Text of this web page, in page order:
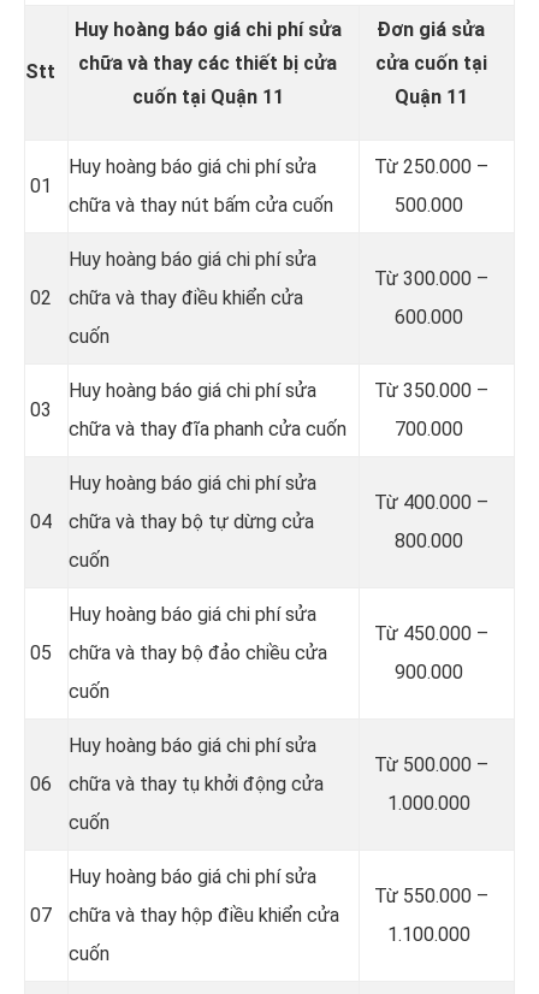
Stt
Huy hoàng báo giá chi phí sửa
chữa và thay các thiết bị cửa
cuốn tại Quận 11
Đơn giá sửa
cửa cuốn tại
Quận 11
01
Huy hoàng báo giá chi phí sửa
chữa và thay nút bấm cửa cuốn
Từ 250.000 –
500.000
02
Huy hoàng báo giá chi phí sửa
chữa và thay điều khiển cửa
cuốn
Từ 300.000 –
600.000
03
Huy hoàng báo giá chi phí sửa
chữa và thay đĩa phanh cửa cuốn
Từ 350.000 –
700.000
04
Huy hoàng báo giá chi phí sửa
chữa và thay bộ tự dừng cửa
cuốn
Từ 400.000 –
800.000
05
Huy hoàng báo giá chi phí sửa
chữa và thay bộ đảo chiều cửa
cuốn
Từ 450.000 –
900.000
06
Huy hoàng báo giá chi phí sửa
chữa và thay tụ khởi động cửa
cuốn
Từ 500.000 –
1.000.000
07
Huy hoàng báo giá chi phí sửa
chữa và thay hộp điều khiển cửa
cuốn
Từ 550.000 –
1.100.000